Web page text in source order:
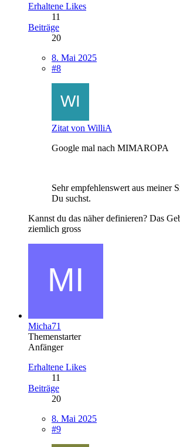
Erhaltene Likes
11
Beiträge
20
8. Mai 2025
#8
Zitat von WilliA
Google mal nach MIMAROPA
Sehr empfehlenswert aus meiner
Du suchst.
Kannst du das näher definieren? Das
ziemlich gross
Micha71
Themenstarter
Anfänger
Erhaltene Likes
11
Beiträge
20
8. Mai 2025
#9